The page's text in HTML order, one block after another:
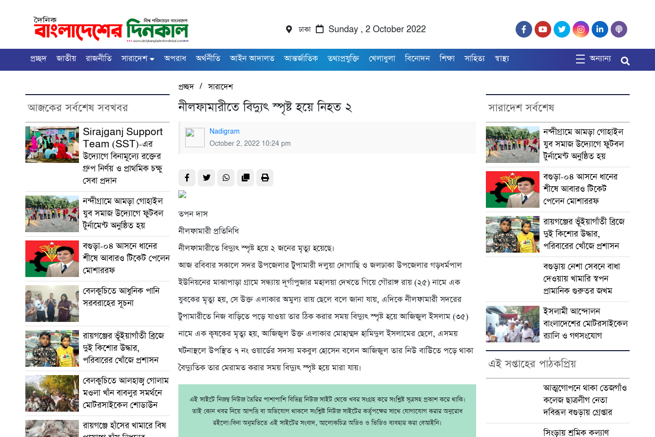
ঢাকা Sunday , 2 October 2022
প্রচ্ছদ জাতীয় রাজনীতি সারাদেশ অপরাধ অর্থনীতি আইন আদালত আন্তর্জাতিক তথ্যপ্রযুক্তি খেলাধুলা বিনোদন শিক্ষা সাহিত্য স্বাস্থ্য অন্যান্য
আজকের সর্বশেষ সবখবর
Sirajganj Support
Team (SST)-এর
উদ্যোগে বিনামূল্যে রক্তের
গ্রুপ নির্ণয় ও প্রাথমিক চক্ষু
সেবা প্রদান
নন্দীগ্রামে আমড়া গোহাইল
যুব সমাজ উদ্যোগে ফুটবল
টুর্নামেন্ট অনুষ্ঠিত হয়
বগুড়া-০৪ আসনে ধানের
শীষে আবারও টিকেট পেলেন
মোশাররফ
বেলকুচিতে আধুনিক পানি
সরবরাহের সূচনা
রায়গঞ্জের ভূঁইয়াগাঁতী ব্রিজে
দুই কিশোর উদ্ধার,
পরিবারের খোঁজে প্রশাসন
বেলকুচিতে আলহাজ্ব গোলাম
মওলা খাঁন বাবলুর সমর্থনে
মোটরসাইকেল শোডাউন
রায়গঞ্জে হাঁসের খামারে বিষ
প্রচ্ছদ/সারাদেশ
নীলফামারীতে বিদ্যুৎ স্পৃষ্ট হয়ে নিহত ২
Nadigram
October 2, 2022 10:24 pm
তপন দাস
নীলফামারী প্রতিনিধি
নীলফামারীতে বিদ্যুৎ স্পৃষ্ট হয়ে ২ জনের মৃত্যু হয়েছে।
আজ রবিবার সকালে সদর উপজেলার টুপামারী দলুয়া দোগাছি ও জলঢাকা উপজেলার গড়ধর্মপাল
ইউনিয়নের মাঝাপাড়া গ্রামে সন্ধ্যায় দূর্গাপুজার মহালয়া দেখতে গিয়ে গৌরাঙ্গ রায় (২৫) নামে এক
যুবকের মৃত্যু হয়, সে উক্ত এলাকার অমুল্য রায় ছেলে বলে জানা যায়, এদিকে নীলফামারী সদরের
টুপামারীতে নিজ বাড়িতে পড়ে যাওয়া তার ঠিক করার সময় বিদ্যুৎ স্পৃষ্ট হয়ে আজিজুল ইসলাম (৩৫)
নামে এক কৃষকের মৃত্যু হয়, আজিজুল উক্ত এলাকার মোহাম্মদ হামিদুল ইসলামের ছেলে, এসময়
ঘটনাস্থলে উপস্থিত ৭ নং ওয়ার্ডের সদস্য মকবুল হোসেন বলেন আজিজুল তার নিউ বাউিতে পড়ে থাকা
বৈদ্যুতিক তার মেরামত করার সময় বিদ্যুৎ স্পৃষ্ট হয়ে মারা যায়।
এই সাইটে নিজম্ব নিউজ তৈরির পাশাপাশি বিভিন্ন নিউজ সাইট থেকে খবর সংগ্রহ করে সংশ্লিষ্ট সূত্রসহ প্রকাশ করে থাকি।
তাই কোন খবর নিয়ে আপত্তি বা অভিযোগ থাকলে সংশ্লিষ্ট নিউজ সাইটের কর্তৃপক্ষের সাথে যোগাযোগ করার অনুরোধ
রইলো।বিনা অনুমতিতে এই সাইটের সংবাদ, আলোকচিত্র অডিও ও ভিডিও ব্যবহার করা বেআইনি।
সারাদেশ সর্বশেষ
নন্দীগ্রামে আমড়া গোহাইল
যুব সমাজ উদ্যোগে ফুটবল
টুর্নামেন্ট অনুষ্ঠিত হয়
বগুড়া-০৪ আসনে ধানের
শীষে আবারও টিকেট
পেলেন মোশাররফ
রায়গঞ্জের ভূঁইয়াগাঁতী ব্রিজে
দুই কিশোর উদ্ধার,
পরিবারের খোঁজে প্রশাসন
বগুড়ায় নেশা সেবনে বাধা
দেওয়ায় খামারি স্বপন
প্রামানিক গুরুতর জখম
ইসলামী আন্দোলন
বাংলাদেশের মোটরসাইকেল
র‍্যালি ও গণসংযোগ
এই সপ্তাহের পাঠকপ্রিয়
আত্মগোপনে থাকা তেজগাঁও
কলেজ ছাত্রলীগ নেতা
দবিরূল বগুড়ায় গ্রেপ্তার
সিংড়ায় শ্রমিক কল্যাণ